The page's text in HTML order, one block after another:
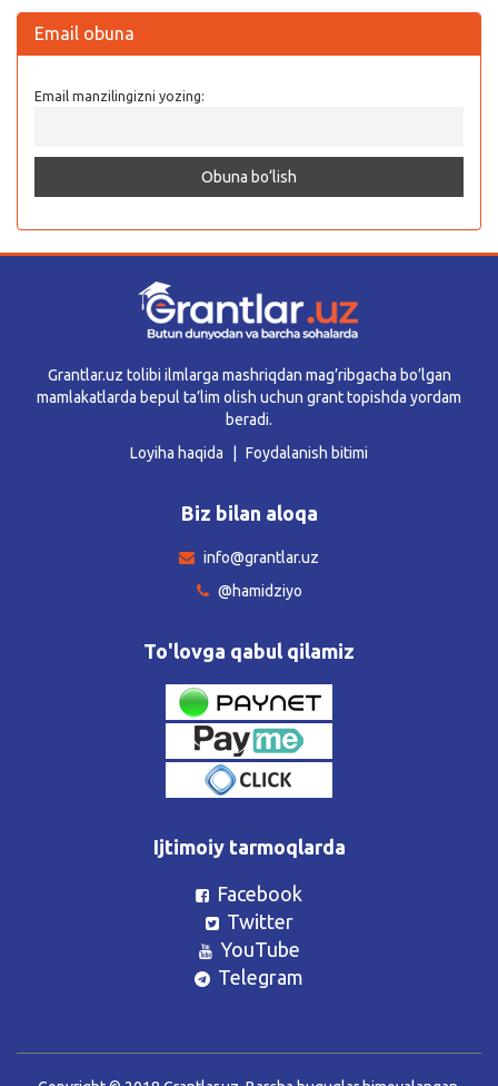
Email obuna
Email manzilingizni yozing:
Grantlar.uz tolibi ilmlarga mashriqdan mag’ribgacha bo’lgan
mamlakatlarda bepul ta’lim olish uchun grant topishda yordam
beradi.
Loyiha haqida
Foydalanish bitimi
Biz bilan aloqa
info@grantlar.uz
@hamidziyo
To'lovga qabul qilamiz
Ijtimoiy tarmoqlarda
Facebook
Twitter
YouTube
Telegram